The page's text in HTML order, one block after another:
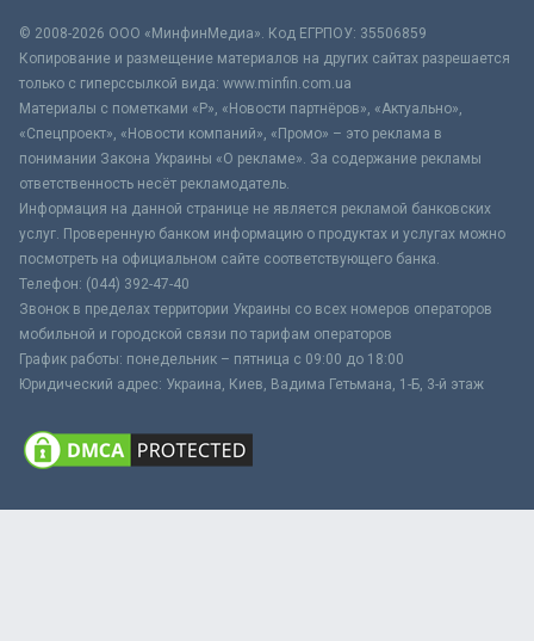
© 2008-2026 ООО «МинфинМедиа». Код ЕГРПОУ: 35506859
Копирование и размещение материалов на других сайтах разрешается
только с гиперссылкой вида: www.minfin.com.ua
Материалы с пометками «Р», «Новости партнёров», «Актуально»,
«Спецпроект», «Новости компаний», «Промо» – это реклама в
понимании Закона Украины «О рекламе». За содержание рекламы
ответственность несёт рекламодатель.
Информация на данной странице не является рекламой банковских
услуг. Проверенную банком информацию о продуктах и услугах можно
посмотреть на официальном сайте соответствующего банка.
Телефон: (044) 392-47-40
Звонок в пределах территории Украины со всех номеров операторов
мобильной и городской связи по тарифам операторов
График работы: понедельник – пятница с 09:00 до 18:00
Юридический адрес: Украина, Киев, Вадима Гетьмана, 1-Б, 3-й этаж